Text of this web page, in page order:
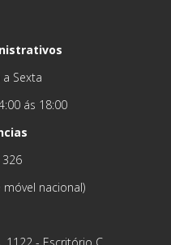
Sexta
ás 18:00
nacional)